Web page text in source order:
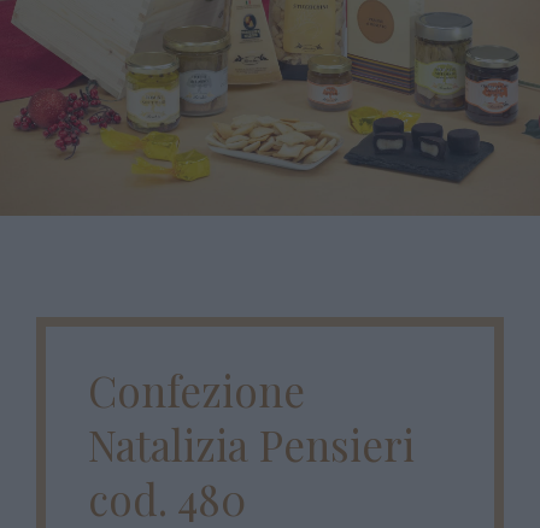
Confezione
Natalizia Pensieri
cod. 480